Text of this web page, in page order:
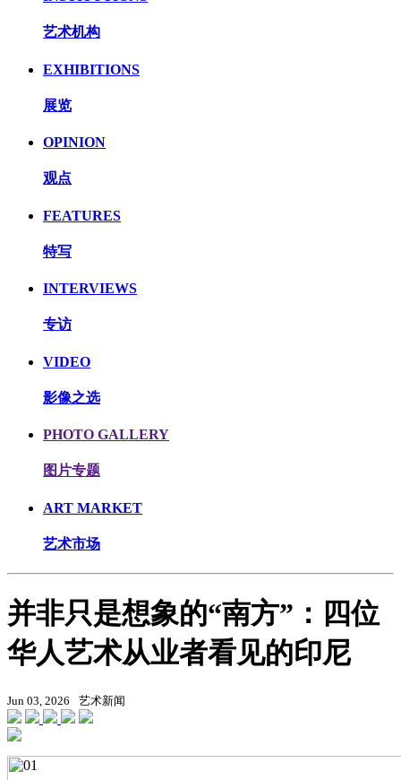
艺术机构
EXHIBITIONS
展览
OPINION
观点
FEATURES
特写
INTERVIEWS
专访
VIDEO
影像之选
PHOTO GALLERY
图片专题
ART MARKET
艺术市场
并非只是想象的“南方”：四位
华人艺术从业者看见的印尼
Jun 03, 2026 艺术新闻